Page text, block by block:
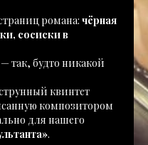
романа: чёрная
сосиски в
— так, будто никакой
квинтет
композитором
для нашего
.